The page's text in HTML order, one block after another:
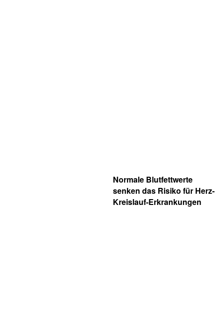
Normale Blutfettwerte
senken das Risiko für Herz-
Kreislauf-Erkrankungen